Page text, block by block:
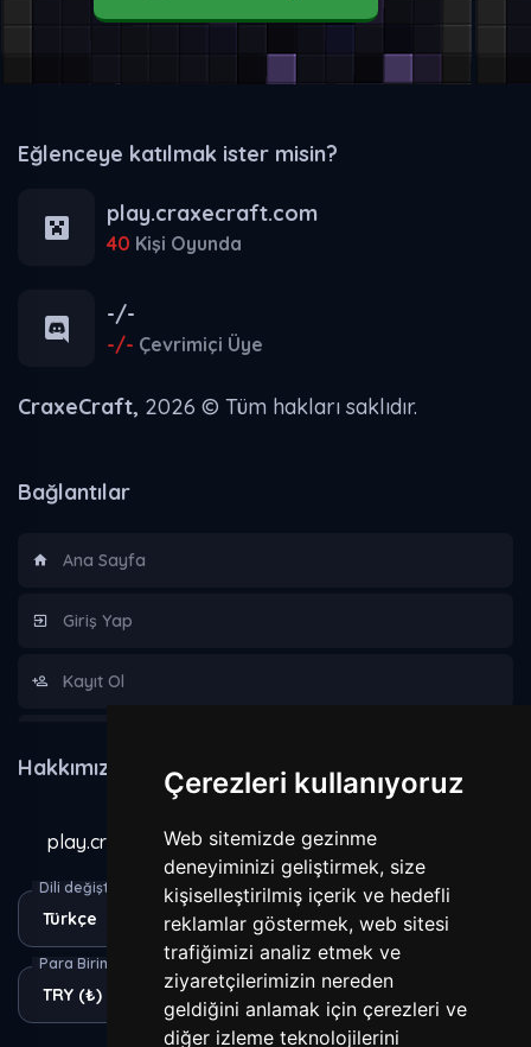
Çerezleri kullanıyoruz
Web sitemizde gezinme
deneyiminizi geliştirmek, size
kişiselleştirilmiş içerik ve hedefli
reklamlar göstermek, web sitesi
trafiğimizi analiz etmek ve
ziyaretçilerimizin nereden
geldiğini anlamak için çerezleri ve
diğer izleme teknolojilerini
Eğlenceye katılmak ister misin?
play.craxecraft.com
40 Kişi Oyunda
-/-
-/- Çevrimiçi Üye
CraxeCraft, 2026 © Tüm hakları saklıdır.
Bağlantılar
Ana Sayfa
Giriş Yap
Kayıt Ol
Gizlilik Sözleşmesi
Yasaklananlar
Hakkımızda
play.craxecraft.com
Dili değiştir
Para Birimi